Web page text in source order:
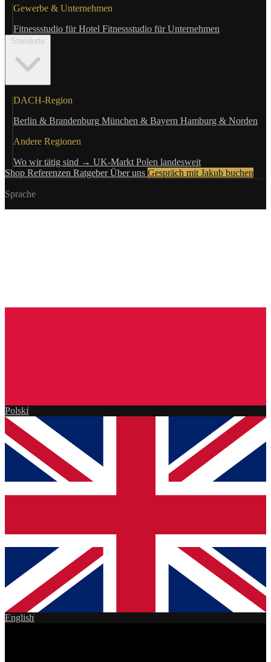
Gewerbe & Unternehmen
Fitnessstudio für Hotel Fitnessstudio für Unternehmen
Standorte
DACH-Region
Berlin & Brandenburg München & Bayern Hamburg & Norden
Andere Regionen
Wo wir tätig sind → UK-Markt Polen landesweit
Shop Referenzen RatgeberÜber uns Gespräch mit Jakub buchen
Sprache
Polski
English